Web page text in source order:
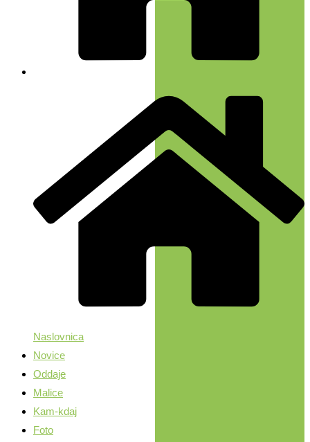
Naslovnica
Novice
Oddaje
Malice
Kam-kdaj
Foto